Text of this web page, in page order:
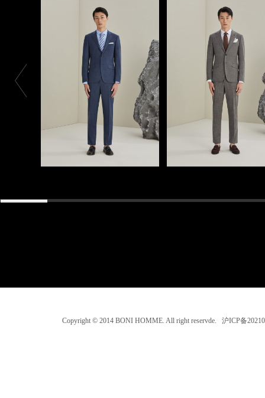
Copyright © 2014 BONI HOMME. All right reservde. 沪ICP备